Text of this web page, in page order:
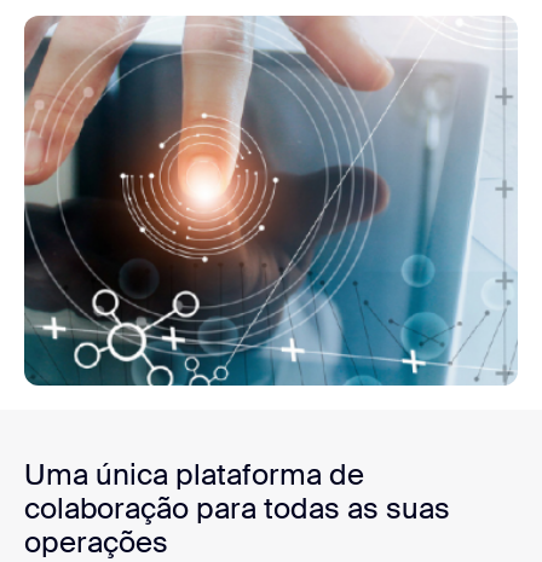
Uma única plataforma de
colaboração para todas as suas
operações